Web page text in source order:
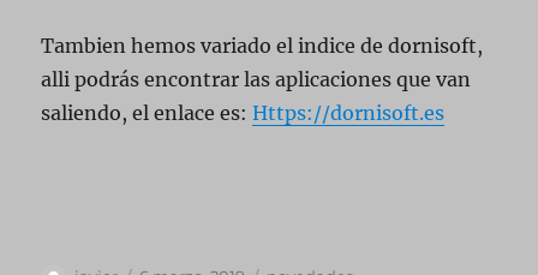
Tambien hemos variado el indice de dornisoft,
alli podrás encontrar las aplicaciones que van
saliendo, el enlace es:Https://dornisoft.es